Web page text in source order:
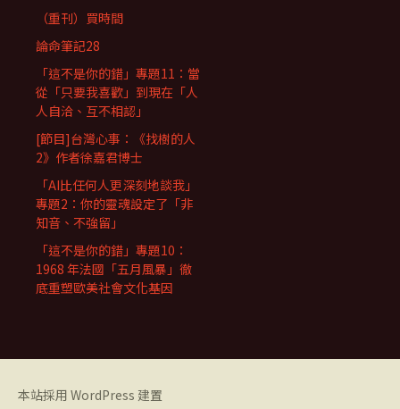
（重刊）買時間
論命筆記28
「這不是你的錯」專題11：當
從「只要我喜歡」到現在「人
人自洽、互不相認」
[節目]台灣心事：《找樹的人
2》作者徐嘉君博士
「AI比任何人更深刻地談我」
專題2：你的靈魂設定了「非
知音、不強留」
「這不是你的錯」專題10：
1968 年法國「五月風暴」徹
底重塑歐美社會文化基因
本站採用 WordPress 建置